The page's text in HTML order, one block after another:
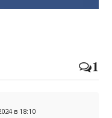
1
в 18:10